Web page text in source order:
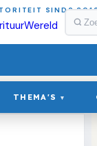
SINDS
THEMA'S ▾